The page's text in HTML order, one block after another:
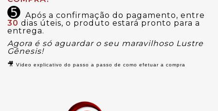
➎ Após a confirmação do pagamento, entre
30 dias úteis, o produto estará pronto para a
entrega.
Agora é só aguardar o seu maravilhoso Lustre
Gênesis!
🎥 Video explicativo do passo a passo de como efetuar a compra